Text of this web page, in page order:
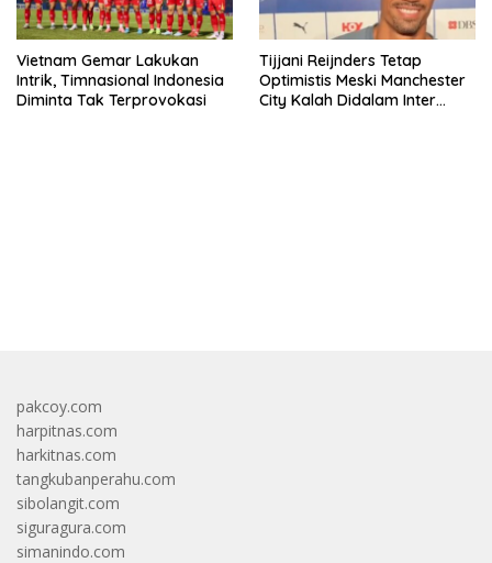
Vietnam Gemar Lakukan
Intrik, Timnasional Indonesia
Diminta Tak Terprovokasi
Tijjani Reijnders Tetap
Optimistis Meski Manchester
City Kalah Didalam Inter
pakcoy.com
harpitnas.com
harkitnas.com
tangkubanperahu.com
sibolangit.com
siguragura.com
simanindo.com